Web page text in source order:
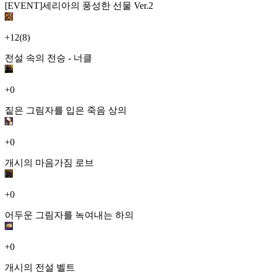
[EVENT]세리아의 풍성한 선물 Ver.2
+12(8)
전설 속의 전승 - 너클
+0
짙은 그림자를 입은 죽음 상의
+0
개시의 마음가짐 로브
+0
어두운 그림자를 녹여내는 하의
+0
개시의 전설 벨트